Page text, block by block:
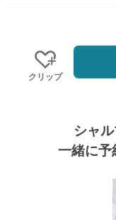
クリップ
シャ
一緒に予